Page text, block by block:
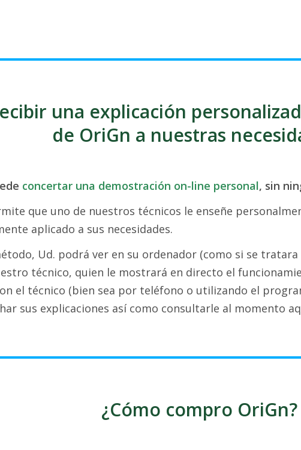
una explicación
de OriGn a nuestras
concertar una demostración on-line personal, sin
que uno de nuestros técnicos le enseñe
aplicado a sus necesidades.
Ud. podrá ver en su ordenador (como si se
técnico, quien le mostrará en directo el
el técnico (bien sea por teléfono o utilizando el
sus explicaciones así como consultarle al momento
¿Cómo compro OriGn?